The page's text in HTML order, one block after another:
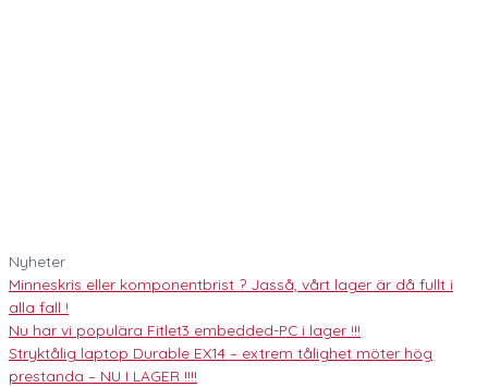
Nyheter
Minneskris eller komponentbrist ? Jasså, vårt lager är då fullt i
alla fall !
Nu har vi populära Fitlet3 embedded-PC i lager !!!
Stryktålig laptop Durable EX14 – extrem tålighet möter hög
prestanda – NU I LAGER !!!!